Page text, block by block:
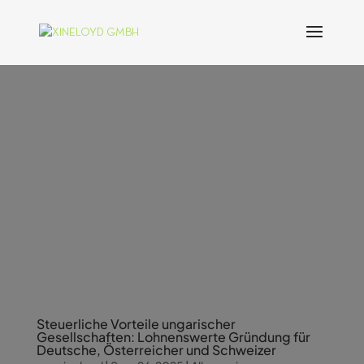
Steuerliche Vorteile ungarischer
Gesellschaften: Lohnenswerte Gründung für
Deutsche, Österreicher und Schweizer